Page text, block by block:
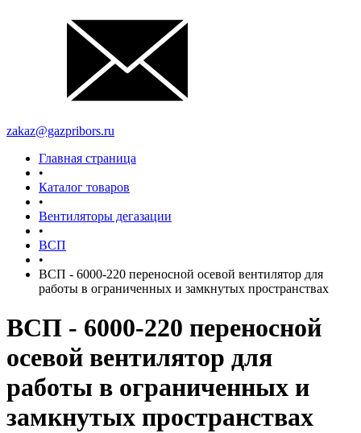
zakaz@gazpribors.ru
Главная страница
•
Каталог товаров
•
Вентиляторы дегазации
•
ВСП
•
ВСП - 6000-220 переносной осевой вентилятор для
работы в ограниченных и замкнутых пространствах
ВСП - 6000-220 переносной
осевой вентилятор для
работы в ограниченных и
замкнутых пространствах